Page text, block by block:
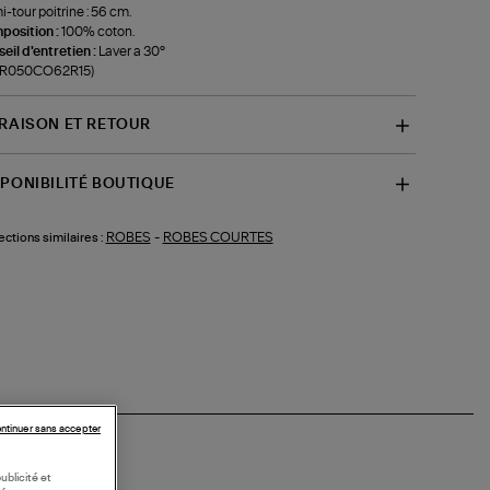
tour poitrine : 56 cm.
:100% coton.
d'entretien :
Laver a 30°
ET RETOUR
BOUTIQUE
similaires : ROBES - ROBES COURTES
et
sans accepter